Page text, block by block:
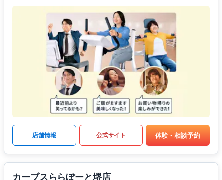
店舗情報 公式サイト 体験・相談予約
カーブスららぽーと堺店